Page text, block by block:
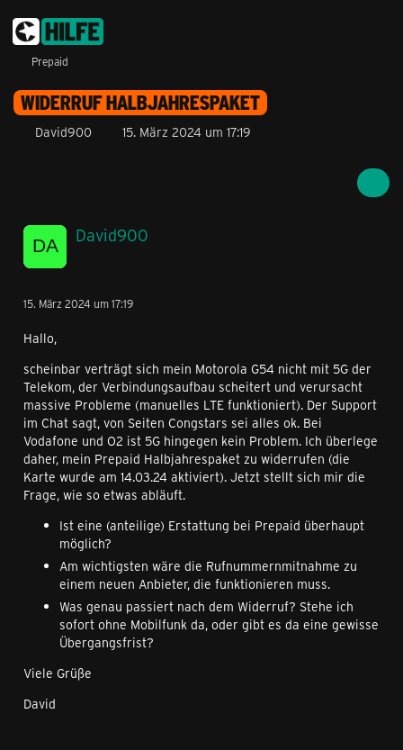
Prepaid
WIDERRUF HALBJAHRESPAKET
David900 15. März 2024 um 17:19
David900
15. März 2024 um 17:19
Hallo,
scheinbar verträgt sich mein Motorola G54 nicht mit 5G der
Telekom, der Verbindungsaufbau scheitert und verursacht
massive Probleme (manuelles LTE funktioniert). Der Support
im Chat sagt, von Seiten Congstars sei alles ok. Bei
Vodafone und O2 ist 5G hingegen kein Problem. Ich überlege
daher, mein Prepaid Halbjahrespaket zu widerrufen (die
Karte wurde am 14.03.24 aktiviert). Jetzt stellt sich mir die
Frage, wie so etwas abläuft.
Ist eine (anteilige) Erstattung bei Prepaid überhaupt
möglich?
Am wichtigsten wäre die Rufnummernmitnahme zu
einem neuen Anbieter, die funktionieren muss.
Was genau passiert nach dem Widerruf? Stehe ich
sofort ohne Mobilfunk da, oder gibt es da eine gewisse
Übergangsfrist?
Viele Grüße
David